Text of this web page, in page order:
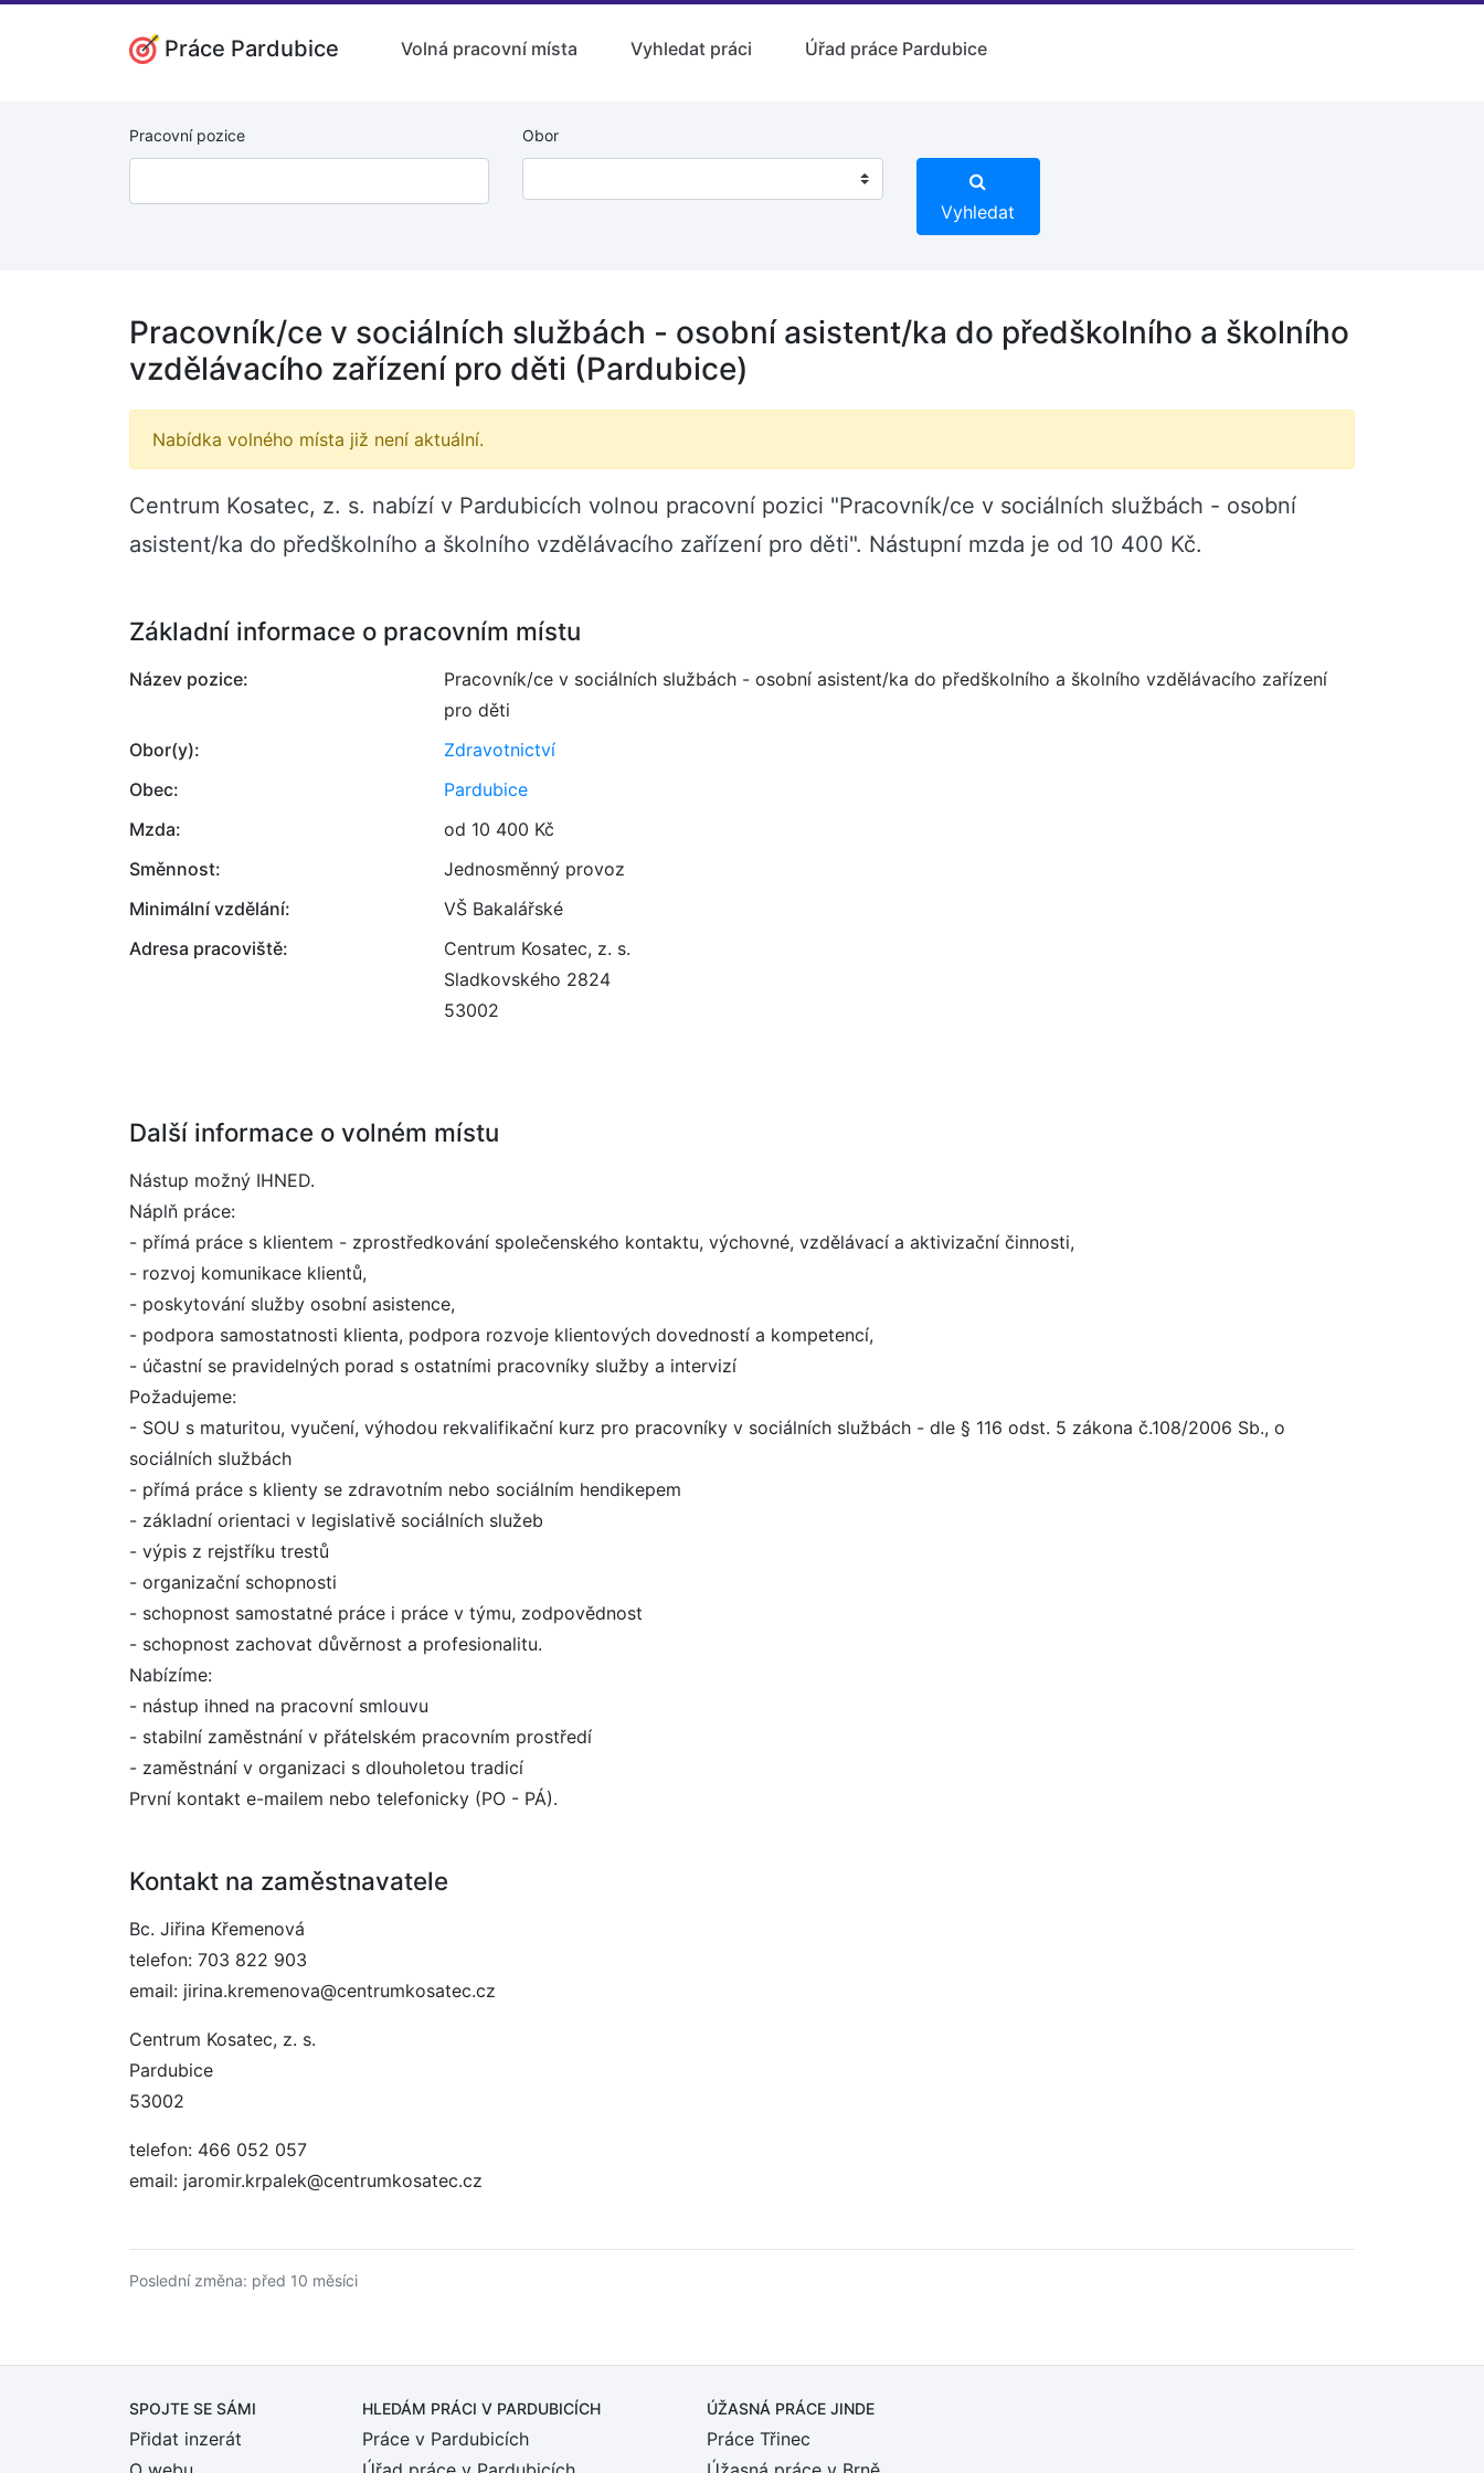
Práce Pardubice Volná pracovní místa Vyhledat práci Úřad práce Pardubice
Pracovní pozice Obor
Vyhledat
Pracovník/ce v sociálních službách - osobní asistent/ka do předškolního a školního
vzdělávacího zařízení pro děti (Pardubice)
Nabídka volného místa již není aktuální.
Centrum Kosatec, z. s. nabízí v Pardubicích volnou pracovní pozici "Pracovník/ce v sociálních službách - osobní
asistent/ka do předškolního a školního vzdělávacího zařízení pro děti". Nástupní mzda je od 10 400 Kč.
Základní informace o pracovním místu
Název pozice:
Pracovník/ce v sociálních službách - osobní asistent/ka do předškolního a školního vzdělávacího zařízení
pro děti
Obor(y):
Zdravotnictví
Obec:
Pardubice
Mzda:
od 10 400 Kč
Směnnost:
Jednosměnný provoz
Minimální vzdělání:
VŠ Bakalářské
Adresa pracoviště:
Centrum Kosatec, z. s.
Sladkovského 2824
53002
Další informace o volném místu
Nástup možný IHNED.
Náplň práce:
- přímá práce s klientem - zprostředkování společenského kontaktu, výchovné, vzdělávací a aktivizační činnosti,
- rozvoj komunikace klientů,
- poskytování služby osobní asistence,
- podpora samostatnosti klienta, podpora rozvoje klientových dovedností a kompetencí,
- účastní se pravidelných porad s ostatními pracovníky služby a intervizí
Požadujeme:
- SOU s maturitou, vyučení, výhodou rekvalifikační kurz pro pracovníky v sociálních službách - dle § 116 odst. 5 zákona č.108/2006 Sb., o
sociálních službách
- přímá práce s klienty se zdravotním nebo sociálním hendikepem
- základní orientaci v legislativě sociálních služeb
- výpis z rejstříku trestů
- organizační schopnosti
- schopnost samostatné práce i práce v týmu, zodpovědnost
- schopnost zachovat důvěrnost a profesionalitu.
Nabízíme:
- nástup ihned na pracovní smlouvu
- stabilní zaměstnání v přátelském pracovním prostředí
- zaměstnání v organizaci s dlouholetou tradicí
První kontakt e-mailem nebo telefonicky (PO - PÁ).
Kontakt na zaměstnavatele
Bc. Jiřina Křemenová
telefon: 703 822 903
email: jirina.kremenova@centrumkosatec.cz
Centrum Kosatec, z. s.
Pardubice
53002
telefon: 466 052 057
email: jaromir.krpalek@centrumkosatec.cz
Poslední změna: před 10 měsíci
SPOJTE SE SÁMI
Přidat inzerát
HLEDÁM PRÁCI V PARDUBICÍCH
Práce v Pardubicích
ÚŽASNÁ PRÁCE JINDE
Práce Třinec